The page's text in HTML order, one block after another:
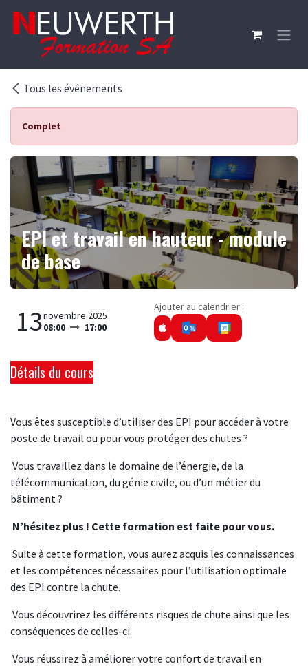
Tous les événements
Complet
EPI et travail en hauteur - module
de base
13novembre 2025
08:00
17:00
Ajouter au calendrier :
Détails du cours
Vous êtes susceptible d’utiliser des EPI pour accéder à votre
poste de travail ou pour vous protéger des chutes ?
Vous travaillez dans le domaine de l’énergie, de la
télécommunication, du génie civile, ou d’un métier du
bâtiment ?
N’hésitez plus ! Cette formation est faite pour vous.
Suite à cette formation, vous aurez acquis les connaissances
et les compétences nécessaires pour l’utilisation optimale
des EPI contre la chute.
Vous découvrirez les différents risques de chute ainsi que les
conséquences de celles-ci.
Vous réussirez à améliorer votre confort de travail en